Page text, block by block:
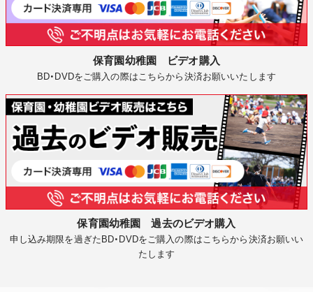
保育園幼稚園 ビデオ購入
BD・DVDをご購入の際はこちらから決済お願いいたします
保育園幼稚園 過去のビデオ購入
申し込み期限を過ぎたBD・DVDをご購入の際はこちらから決済お願いい
たします